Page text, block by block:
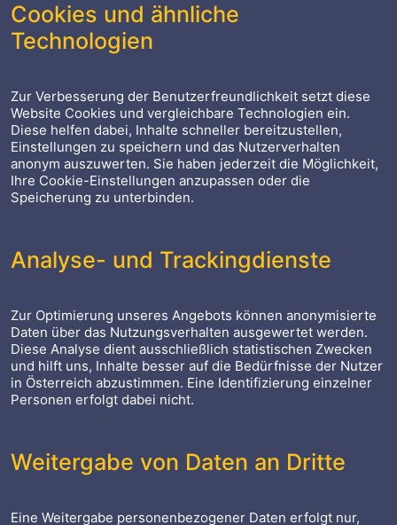
Cookies und ähnliche
Technologien
Zur Verbesserung der Benutzerfreundlichkeit setzt diese
Website Cookies und vergleichbare Technologien ein.
Diese helfen dabei, Inhalte schneller bereitzustellen,
Einstellungen zu speichern und das Nutzerverhalten
anonym auszuwerten. Sie haben jederzeit die Möglichkeit,
Ihre Cookie-Einstellungen anzupassen oder die
Speicherung zu unterbinden.
Analyse- und Trackingdienste
Zur Optimierung unseres Angebots können anonymisierte
Daten über das Nutzungsverhalten ausgewertet werden.
Diese Analyse dient ausschließlich statistischen Zwecken
und hilft uns, Inhalte besser auf die Bedürfnisse der Nutzer
in Österreich abzustimmen. Eine Identifizierung einzelner
Personen erfolgt dabei nicht.
Weitergabe von Daten an Dritte
Eine Weitergabe personenbezogener Daten erfolgt nur,